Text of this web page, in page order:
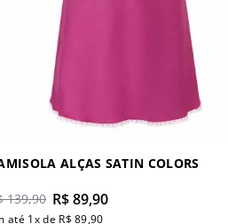
ALÇAS SATIN COLORS
139,90 R$89,90
até 1x de R$ 89,90